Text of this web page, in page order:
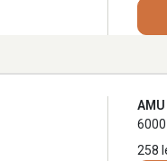
AMU
258